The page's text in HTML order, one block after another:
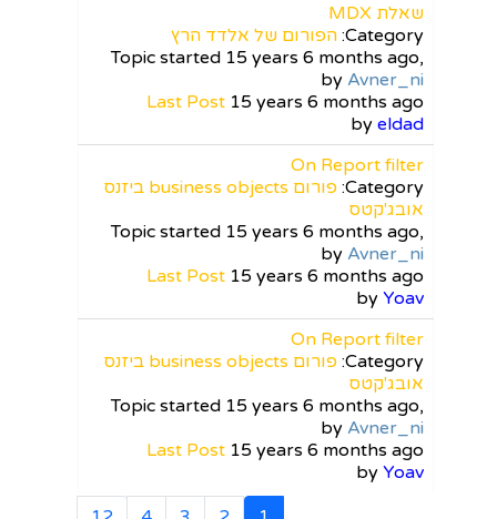
שאלת MDX
Category: הפורום של אלדד הרץ
Topic started 15 years 6 months ago,
by Avner_ni
Last Post 15 years 6 months ago
by eldad
On Report filter
Category:
פורום business objects ביזנס
אובג'קטס
Topic started 15 years 6 months ago,
by Avner_ni
Last Post 15 years 6 months ago
by Yoav
On Report filter
Category:
פורום business objects ביזנס
אובג'קטס
Topic started 15 years 6 months ago,
by Avner_ni
Last Post 15 years 6 months ago
by Yoav